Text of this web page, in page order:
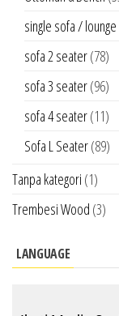
single sofa /
sofa 2 seater(78)
sofa 3 seater(96)
sofa 4 seater(11)
Sofa L Seater(89)
Tanpa kategori (1)
Trembesi Wood (3)
LANGUAGE